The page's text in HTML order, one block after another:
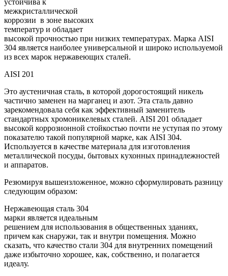
устойчива к
межкристаллической
коррозии в зоне высоких
температур и обладает
высокой прочностью при низких температурах. Марка AISI
304 является наиболее универсальной и широко используемой
из всех марок нержавеющих сталей.
AISI 201
Это аустеничная сталь, в которой дорогостоящий никель
частично заменен на марганец и азот. Эта сталь давно
зарекомендовала себя как эффективный заменитель
стандартных хромоникелевых сталей. AISI 201 обладает
высокой коррозионной стойкостью почти не уступая по этому
показателю такой популярной марке, как AISI 304.
Используется в качестве материала для изготовления
металлической посуды, бытовых кухонных принадлежностей
и аппаратов.
Резюмируя вышеизложенное, можно сформулировать разницу
следующим образом:
Нержавеющая сталь 304
марки является идеальным
решением для использования в общественных зданиях,
причем как снаружи, так и внутри помещения. Можно
сказать, что качество стали 304 для внутренних помещений
даже избыточно хорошее, как, собственно, и полагается
идеалу.